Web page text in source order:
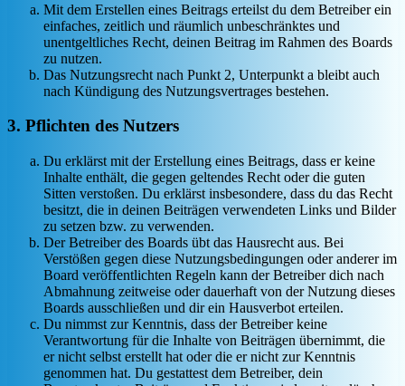
Mit dem Erstellen eines Beitrags erteilst du dem Betreiber ein
einfaches, zeitlich und räumlich unbeschränktes und
unentgeltliches Recht, deinen Beitrag im Rahmen des Boards
zu nutzen.
Das Nutzungsrecht nach Punkt 2, Unterpunkt a bleibt auch
nach Kündigung des Nutzungsvertrages bestehen.
3. Pflichten des Nutzers
Du erklärst mit der Erstellung eines Beitrags, dass er keine
Inhalte enthält, die gegen geltendes Recht oder die guten
Sitten verstoßen. Du erklärst insbesondere, dass du das Recht
besitzt, die in deinen Beiträgen verwendeten Links und Bilder
zu setzen bzw. zu verwenden.
Der Betreiber des Boards übt das Hausrecht aus. Bei
Verstößen gegen diese Nutzungsbedingungen oder anderer im
Board veröffentlichten Regeln kann der Betreiber dich nach
Abmahnung zeitweise oder dauerhaft von der Nutzung dieses
Boards ausschließen und dir ein Hausverbot erteilen.
Du nimmst zur Kenntnis, dass der Betreiber keine
Verantwortung für die Inhalte von Beiträgen übernimmt, die
er nicht selbst erstellt hat oder die er nicht zur Kenntnis
genommen hat. Du gestattest dem Betreiber, dein